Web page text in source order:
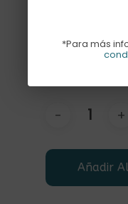
Añadir
*Para más